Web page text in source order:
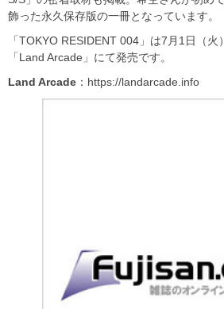
飾った永久保存版の一冊となっています。
「TOKYO RESIDENT 004」は7月1日（火
「Land Arcade」にて発売です。
Land Arcade ：https://landarcade.info